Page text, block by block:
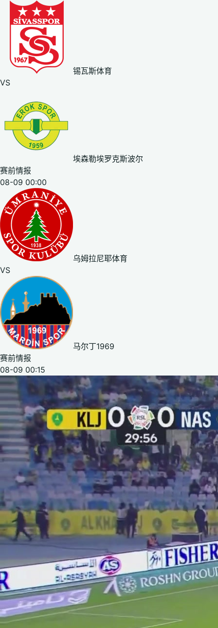
锡瓦斯体育
VS
埃森勒埃罗克斯波尔
赛前情报
08-09 00:00
乌姆拉尼耶体育
VS
马尔丁1969
赛前情报
08-09 00:15